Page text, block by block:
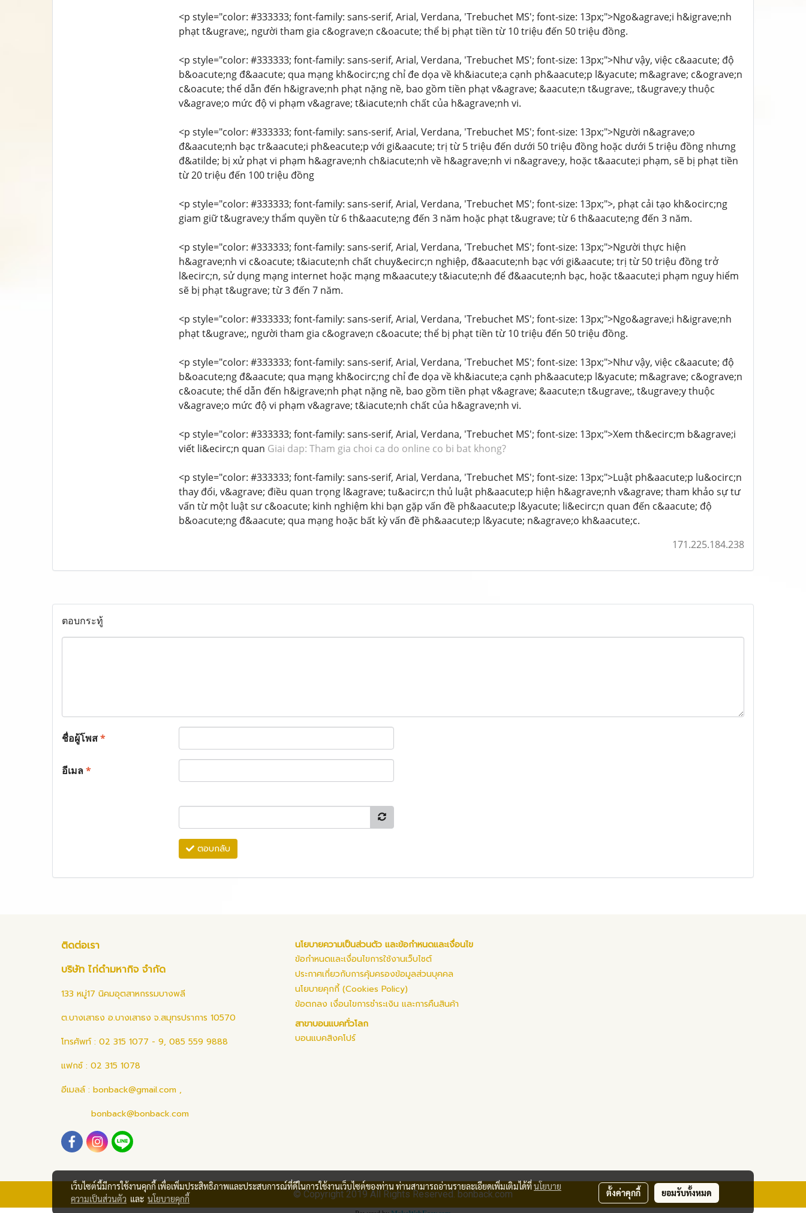
<p style="color: #333333; font-family: sans-serif, Arial, Verdana, 'Trebuchet MS'; font-size: 13px;">Ngo&agrave;i h&igrave;nh
phạt t&ugrave;, người tham gia c&ograve;n c&oacute; thể bị phạt tiền từ 10 triệu đến 50 triệu đồng.
<p style="color: #333333; font-family: sans-serif, Arial, Verdana, 'Trebuchet MS'; font-size: 13px;">Như vậy, việc c&aacute; độ
b&oacute;ng đ&aacute; qua mạng kh&ocirc;ng chỉ đe dọa về kh&iacute;a cạnh ph&aacute;p l&yacute; m&agrave; c&ograve;n
c&oacute; thể dẫn đến h&igrave;nh phạt nặng nề, bao gồm tiền phạt v&agrave; &aacute;n t&ugrave;, t&ugrave;y thuộc
v&agrave;o mức độ vi phạm v&agrave; t&iacute;nh chất của h&agrave;nh vi.
<p style="color: #333333; font-family: sans-serif, Arial, Verdana, 'Trebuchet MS'; font-size: 13px;">Người n&agrave;o
đ&aacute;nh bạc tr&aacute;i ph&eacute;p với gi&aacute; trị từ 5 triệu đến dưới 50 triệu đồng hoặc dưới 5 triệu đồng nhưng
đ&atilde; bị xử phạt vi phạm h&agrave;nh ch&iacute;nh về h&agrave;nh vi n&agrave;y, hoặc t&aacute;i phạm, sẽ bị phạt tiền
từ 20 triệu đến 100 triệu đồng
<p style="color: #333333; font-family: sans-serif, Arial, Verdana, 'Trebuchet MS'; font-size: 13px;">, phạt cải tạo kh&ocirc;ng
giam giữ t&ugrave;y thẩm quyền từ 6 th&aacute;ng đến 3 năm hoặc phạt t&ugrave; từ 6 th&aacute;ng đến 3 năm.
<p style="color: #333333; font-family: sans-serif, Arial, Verdana, 'Trebuchet MS'; font-size: 13px;">Người thực hiện
h&agrave;nh vi c&oacute; t&iacute;nh chất chuy&ecirc;n nghiệp, đ&aacute;nh bạc với gi&aacute; trị từ 50 triệu đồng trở
l&ecirc;n, sử dụng mạng internet hoặc mạng m&aacute;y t&iacute;nh để đ&aacute;nh bạc, hoặc t&aacute;i phạm nguy hiểm
sẽ bị phạt t&ugrave; từ 3 đến 7 năm.
<p style="color: #333333; font-family: sans-serif, Arial, Verdana, 'Trebuchet MS'; font-size: 13px;">Ngo&agrave;i h&igrave;nh
phạt t&ugrave;, người tham gia c&ograve;n c&oacute; thể bị phạt tiền từ 10 triệu đến 50 triệu đồng.
<p style="color: #333333; font-family: sans-serif, Arial, Verdana, 'Trebuchet MS'; font-size: 13px;">Như vậy, việc c&aacute; độ
b&oacute;ng đ&aacute; qua mạng kh&ocirc;ng chỉ đe dọa về kh&iacute;a cạnh ph&aacute;p l&yacute; m&agrave; c&ograve;n
c&oacute; thể dẫn đến h&igrave;nh phạt nặng nề, bao gồm tiền phạt v&agrave; &aacute;n t&ugrave;, t&ugrave;y thuộc
v&agrave;o mức độ vi phạm v&agrave; t&iacute;nh chất của h&agrave;nh vi.
<p style="color: #333333; font-family: sans-serif, Arial, Verdana, 'Trebuchet MS'; font-size: 13px;">Xem th&ecirc;m b&agrave;i
viết li&ecirc;n quan Giai dap: Tham gia choi ca do online co bi bat khong?
<p style="color: #333333; font-family: sans-serif, Arial, Verdana, 'Trebuchet MS'; font-size: 13px;">Luật ph&aacute;p lu&ocirc;n
thay đổi, v&agrave; điều quan trọng l&agrave; tu&acirc;n thủ luật ph&aacute;p hiện h&agrave;nh v&agrave; tham khảo sự tư
vấn từ một luật sư c&oacute; kinh nghiệm khi bạn gặp vấn đề ph&aacute;p l&yacute; li&ecirc;n quan đến c&aacute; độ
b&oacute;ng đ&aacute; qua mạng hoặc bất kỳ vấn đề ph&aacute;p l&yacute; n&agrave;o kh&aacute;c.
171.225.184.238
ตอบกระทู้
ชื่อผู้โพส*
อีเมล*
ตอบกลับ
ติดต่อเรา
บริษัท ไก่ดำมหากิจ จำกัด
133 หมู่17 นิคมอุตสาหกรรมบางพลี
ต.บางเสาธง อ.บางเสาธง จ.สมุทรปราการ 10570
โทรศัพท์ : 02 315 1077 - 9, 085 559 9888
แฟกซ์ : 02 315 1078
อีเมลล์ : bonback@gmail.com ,
bonback@bonback.com
นโยบายความเป็นส่วนตัว และข้อกำหนดและเงื่อนไข
ข้อกำหนดและเงื่อนไขการใช้งานเว็บไซต์
ประกาศเกี่ยวกับการคุ้มครองข้อมูลส่วนบุคคล
นโยบายคุกกี้ (Cookies Policy)
ข้อตกลง เงื่อนไขการชำระเงิน และการคืนสินค้า
สาขาบอนแบคทั่วโลก
บอนแบคสิงคโปร์
© Copyright 2019 All Rights Reserved. bonback.com
เว็บไซต์นี้มีการใช้งานคุกกี้ เพื่อเพิ่มประสิทธิภาพและประสบการณ์ที่ดีในการใช้งานเว็บไซต์ของท่าน ท่านสามารถอ่านรายละเอียดเพิ่มเติมได้ที่นโยบาย
ความเป็นส่วนตัว และ นโยบายคุกกี้
ตั้งค่าคุกกี้ ยอมรับทั้งหมด